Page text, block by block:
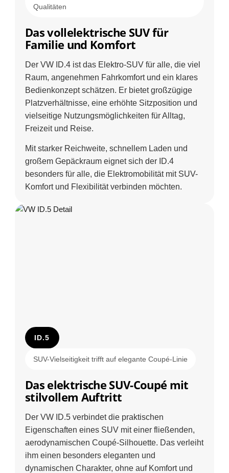
Qualitäten
Das vollelektrische SUV für
Familie und Komfort
Der VW ID.4 ist das Elektro-SUV für alle, die viel
Raum, angenehmen Fahrkomfort und ein klares
Bedienkonzept schätzen. Er bietet großzügige
Platzverhältnisse, eine erhöhte Sitzposition und
vielseitige Nutzungsmöglichkeiten für Alltag,
Freizeit und Reise.
Mit starker Reichweite, schnellem Laden und
großem Gepäckraum eignet sich der ID.4
besonders für alle, die Elektromobilität mit SUV-
Komfort und Flexibilität verbinden möchten.
ID.5
SUV-Vielseitigkeit trifft auf elegante Coupé-Linie
Das elektrische SUV-Coupé mit
stilvollem Auftritt
Der VW ID.5 verbindet die praktischen
Eigenschaften eines SUV mit einer fließenden,
aerodynamischen Coupé-Silhouette. Das verleiht
ihm einen besonders eleganten und
dynamischen Charakter, ohne auf Komfort und